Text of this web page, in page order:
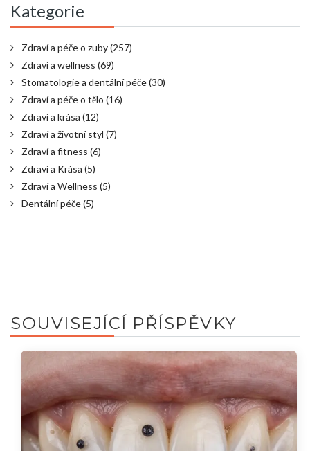
Kategorie
Zdraví a péče o zuby(257)
Zdraví a wellness (69)
Stomatologie a dentální péče(30)
Zdraví a péče o tělo (16)
Zdraví a krása (12)
Zdraví a životní styl (7)
Zdraví a fitness (6)
Zdraví a Krása (5)
Zdraví a Wellness (5)
Dentální péče(5)
SOUVISEJÍCÍ PŘÍSPĚVKY